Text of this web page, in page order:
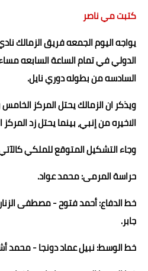
كتبت مي ناصر
يواجه اليوم الجمعه فريق الزمالك
الدولي في تمام الساعة السابعه
السادسه من بطوله دوري نايل.
الاخيره من إنبي، بينما يحتل زد المركز
وجاء التشكيل المتوقع للملكي
حراسة المرمى: محمد عواد.
خط الدفاع: أحمد فتوح - مصطفى
جابر.
خط الوسط: نبيل عماد دونجا - محمد